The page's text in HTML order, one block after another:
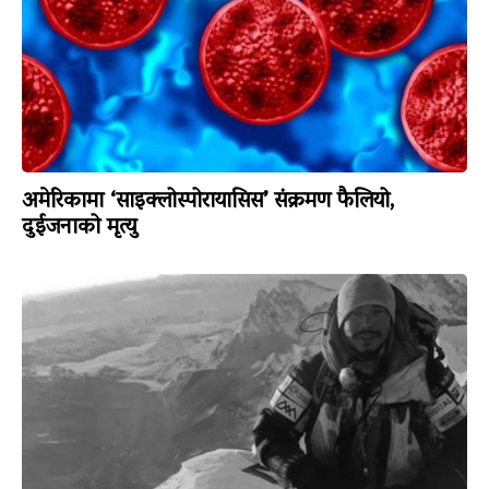
अमेरिकामा ‘साइक्लोस्पोरायासिस’ संक्रमण फैलियो,
दुईजनाको मृत्यु